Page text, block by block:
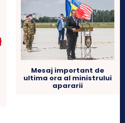
Mesaj important de
ultima ora al ministrului
apararii